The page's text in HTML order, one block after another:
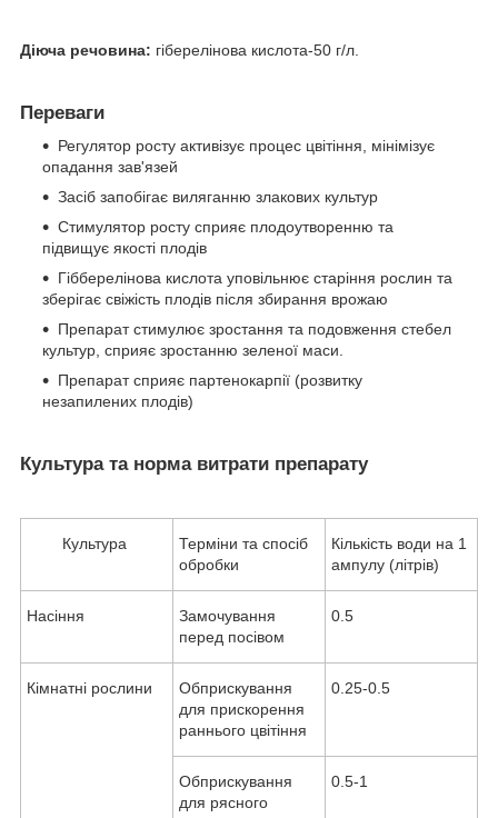
Діюча речовина: гіберелінова кислота-50 г/л.
Переваги
Регулятор росту активізує процес цвітіння, мінімізує
опадання зав'язей
Засіб запобігає виляганню злакових культур
Стимулятор росту сприяє плодоутворенню та
підвищує якості плодів
Гібберелінова кислота уповільнює старіння рослин та
зберігає свіжість плодів після збирання врожаю
Препарат стимулює зростання та подовження стебел
культур, сприяє зростанню зеленої маси.
Препарат сприяє партенокарпії (розвитку
незапилених плодів)
Культура та норма витрати препарату
Культура
Терміни та спосіб
обробки
Кількість води на 1
ампулу (літрів)
Насіння
Замочування
перед посівом
0.5
Кімнатні рослини
Обприскування
для прискорення
раннього цвітіння
0.25-0.5
Обприскування
для рясного
0.5-1